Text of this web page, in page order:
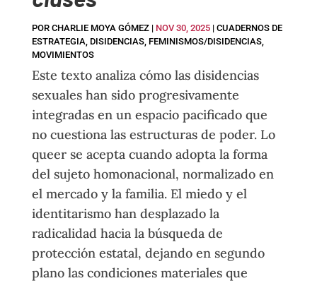
POR CHARLIE MOYA GÓMEZ| NOV 30, 2025| CUADERNOS DE
ESTRATEGIA DISIDENCIAS, FEMINISMOS/DISIDENCIAS,
MOVIMIENTOS
Este texto analiza cómo las disidencias
sexuales han sido progresivamente
integradas en un espacio pacificado que
no cuestiona las estructuras de poder. Lo
queer se acepta cuando adopta la forma
del sujeto homonacional, normalizado en
el mercado y la familia. El miedo y el
identitarismo han desplazado la
radicalidad hacia la búsqueda de
protección estatal, dejando en segundo
plano las condiciones materiales que